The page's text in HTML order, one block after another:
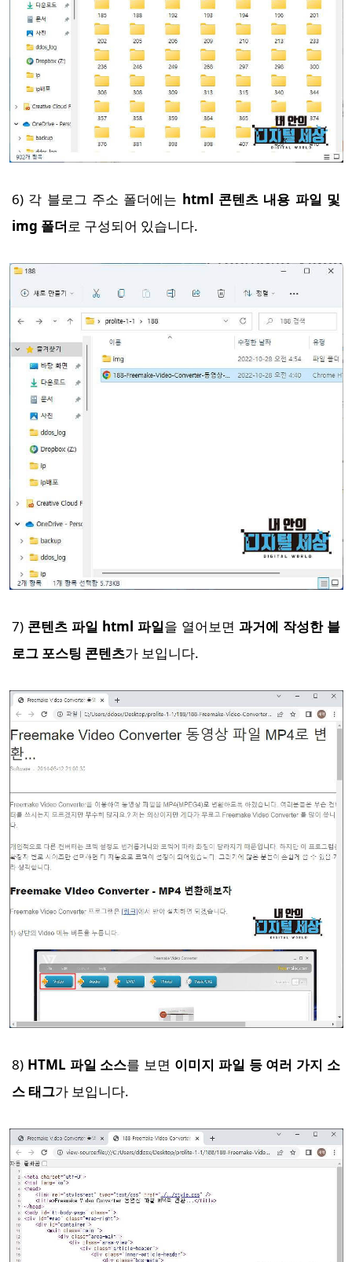
6) 각 블로그 주소 폴더에는 html 콘텐츠 내용 파일 및
img 폴더로 구성되어 있습니다.
7) 콘텐츠 파일 html 파일을 열어보면 과거에 작성한 블
로그 포스팅 콘텐츠가 보입니다.
8) HTML 파일 소스를 보면 이미지 파일 등 여러 가지 소
스 태그가 보입니다.